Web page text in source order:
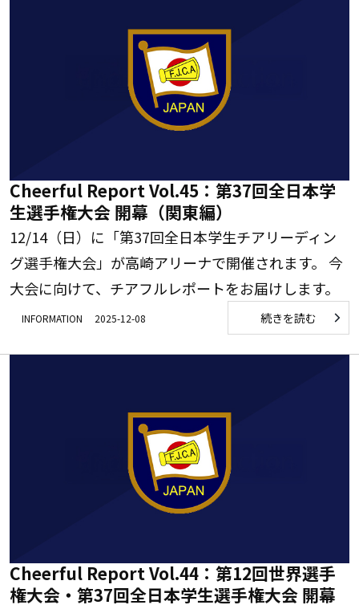
Cheerful Report Vol.45：第37回全日本学
生選手権大会 開幕（関東編）
12/14（日）に「第37回全日本学生チアリーディン
グ選手権大会」が高崎アリーナで開催されます。 今
大会に向けて、チアフルレポートをお届けします。
INFORMATION 2025-12-08 続きを読む
Cheerful Report Vol.44：第12回世界選手
権大会・第37回全日本学生選手権大会 開幕